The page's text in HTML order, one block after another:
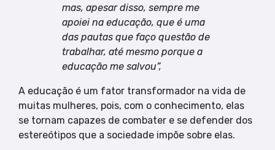
mas, apesar disso, sempre me
apoiei na educação, que é uma
das pautas que faço questão de
trabalhar, até mesmo porque a
educação me salvou”,
A educação é um fator transformador na vida de
muitas mulheres, pois, com o conhecimento, elas
se tornam capazes de combater e se defender dos
estereótipos que a sociedade impõe sobre elas.